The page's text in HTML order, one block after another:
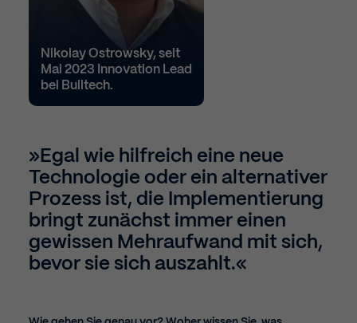
Nikolay Ostrowsky, seit
Mai 2023 Innovation Lead
bei Builtech.
» Egal wie hilfreich eine neue
Technologie oder ein alternativer
Prozess ist, die Implementierung
bringt zunächst immer einen
gewissen Mehraufwand mit sich,
bevor sie sich auszahlt.«